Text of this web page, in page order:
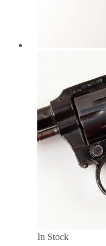
In Stock